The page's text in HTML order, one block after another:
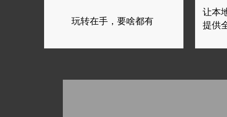
玩转在手，要啥都有
让本
提供